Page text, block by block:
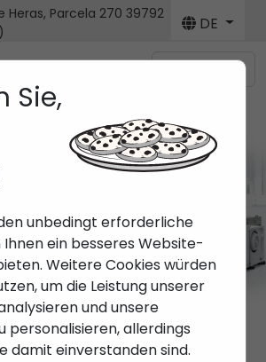
Heras, Parcela 270 39792
DE
Menú
> ARBURG
Sie,
unbedingt erforderliche
Ihnen ein besseres Website-
Weitere Cookies würden
um die Leistung unserer
und unsere
personalisieren, allerdings
damit einverstanden sind.